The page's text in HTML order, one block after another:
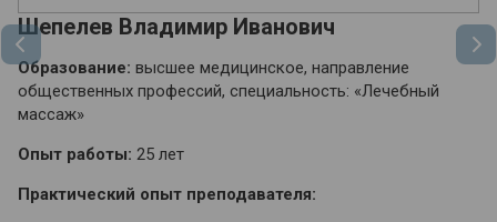
Шепелев Владимир Иванович
Образование: высшее медицинское, направление
общественных профессий, специальность: «Лечебный
массаж»
Опыт работы: 25 лет
Практический опыт преподавателя: